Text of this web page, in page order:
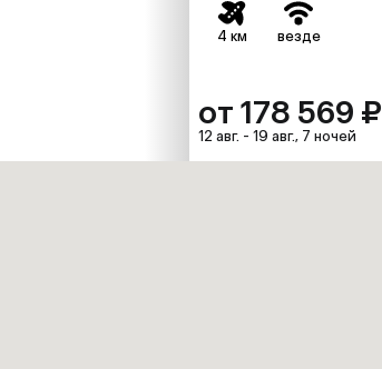
4 км везде
от 178 569 ₽
12 авг. - 19 авг., 7 ночей